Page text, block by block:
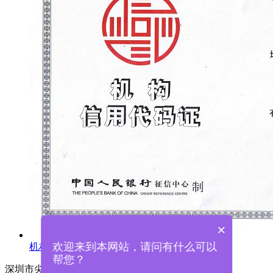
机构信用代码证
深圳市尖锋精密科技有限公司
×
欢迎来到本网站，请问有什么可以
帮您？